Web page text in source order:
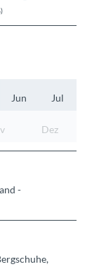
Jun Jul
Dez
-